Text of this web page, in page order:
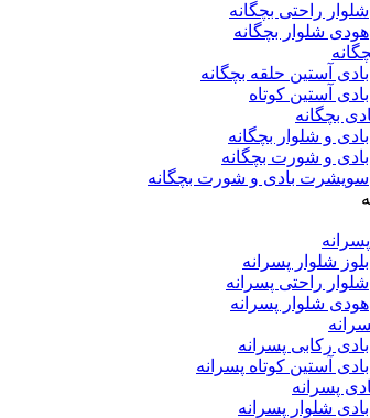
شلوار راحتی بچگانه
هودی شلوار بچگانه
بادی آستین حلقه بچگانه
بادی آستین کوتاه
بچگانه
بادی و شلوار بچگانه
بادی و شورت بچگانه
سویشرت بادی و شورت بچگانه
بلوز شلوار پسرانه
شلوار راحتی پسرانه
هودی شلوار پسرانه
بادی رکابی پسرانه
بادی آستین کوتاه پسرانه
پسرانه
بادی شلوار پسرانه